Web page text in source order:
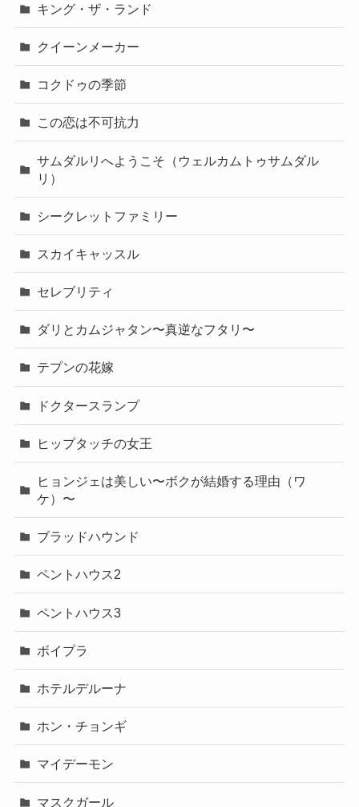
キング・ザ・ランド
クイーンメーカー
コクドゥの季節
この恋は不可抗力
サムダルリへようこそ（ウェルカムトゥサムダル
リ）
シークレットファミリー
スカイキャッスル
セレブリティ
ダリとカムジャタン〜真逆なフタリ〜
テプンの花嫁
ドクタースランプ
ヒップタッチの女王
ヒョンジェは美しい〜ボクが結婚する理由（ワ
ケ）〜
ブラッドハウンド
ペントハウス2
ペントハウス3
ボイプラ
ホテルデルーナ
ホン・チョンギ
マイデーモン
マスクガール